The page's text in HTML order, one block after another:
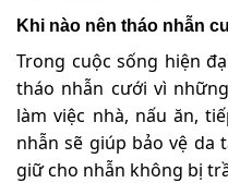
Khi nào nên tháo nhẫn
Trong cuộc sống hiện
tháo nhẫn cưới vì
làm việc nhà, nấu ăn,
nhẫn sẽ giúp bảo vệ da
giữ cho nhẫn không bị